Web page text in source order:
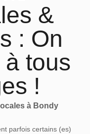
&
: On
tous
!
à Bondy
parfois certains (es)